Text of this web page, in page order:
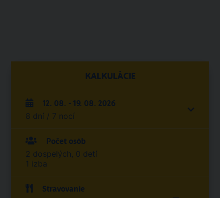
KALKULÁCIE
12. 08. - 19. 08. 2026
8 dní / 7 nocí
Počet osôb
2 dospelých, 0 detí
1 izba
Stravovanie